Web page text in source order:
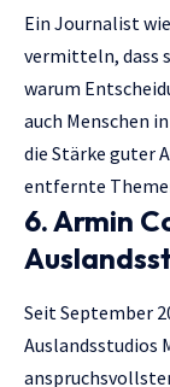
Ein Journalist wie
vermitteln, dass
warum
auch Menschen
die Stärke guter
entfernte
6. Armin
Seit September
Auslandsstudios